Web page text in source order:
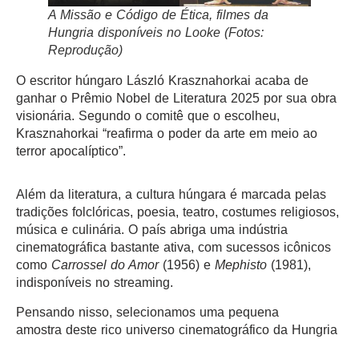
A Missão e Código de Ética, filmes da
Hungria disponíveis no Looke (Fotos:
Reprodução)
O escritor húngaro László Krasznahorkai acaba de
ganhar o Prêmio Nobel de Literatura 2025 por sua obra
visionária. Segundo o comitê que o escolheu,
Krasznahorkai “reafirma o poder da arte em meio ao
terror apocalíptico”.
Além da literatura, a cultura húngara é marcada pelas
tradições folclóricas, poesia, teatro, costumes religiosos,
música e culinária. O país abriga uma indústria
cinematográfica bastante ativa, com sucessos icônicos
como Carrossel do Amor (1956) e Mephisto (1981),
indisponíveis no streaming.
Pensando nisso, selecionamos uma pequena
amostra deste rico universo cinematográfico da Hungria